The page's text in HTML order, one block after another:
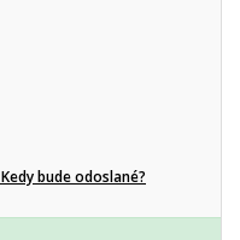
Kedy bude odoslané?